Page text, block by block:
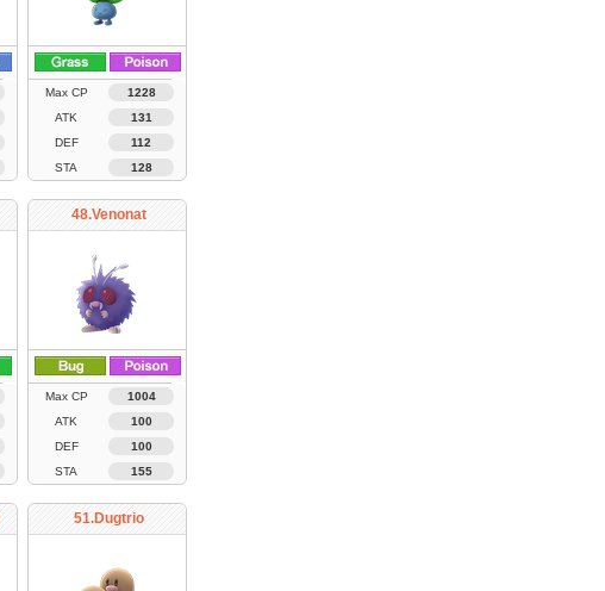
Max CP
1228
ATK
131
DEF
112
STA
128
48.Venonat
Max CP
1004
ATK
100
DEF
100
STA
155
51.Dugtrio